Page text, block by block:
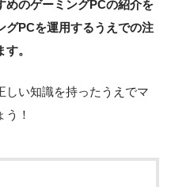
めのゲーミングPCの紹介を
グPCを運用するうえでの注
。
しい知識を持ったうえでマ
！